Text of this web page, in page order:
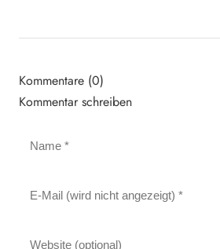
Kommentare (0)
Kommentar schreiben